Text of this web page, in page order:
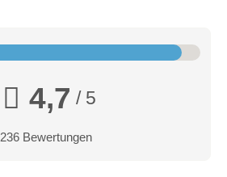
4,7 / 5
236 Bewertungen